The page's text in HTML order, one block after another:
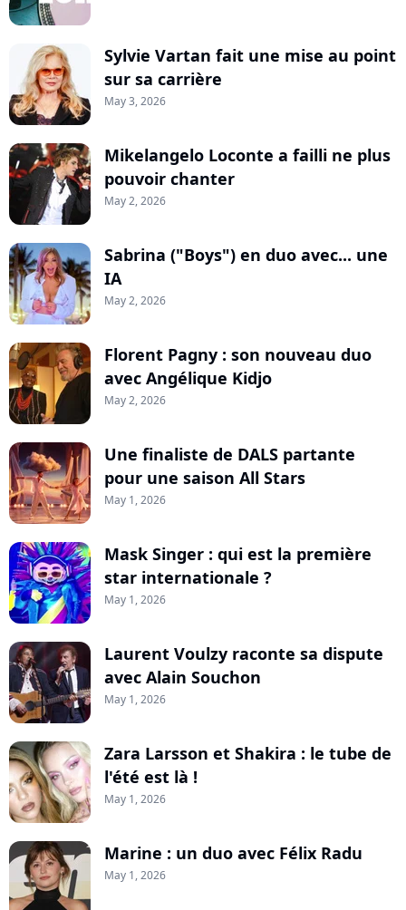
Sylvie Vartan fait une mise au point
sur sa carrière
May 3, 2026
Mikelangelo Loconte a failli ne plus
pouvoir chanter
May 2, 2026
Sabrina ("Boys") en duo avec... une
IA
May 2, 2026
Florent Pagny : son nouveau duo
avec Angélique Kidjo
May 2, 2026
Une finaliste de DALS partante
pour une saison All Stars
May 1, 2026
Mask Singer : qui est la première
star internationale ?
May 1, 2026
Laurent Voulzy raconte sa dispute
avec Alain Souchon
May 1, 2026
Zara Larsson et Shakira : le tube de
l'été est là !
May 1, 2026
Marine : un duo avec Félix Radu
May 1, 2026